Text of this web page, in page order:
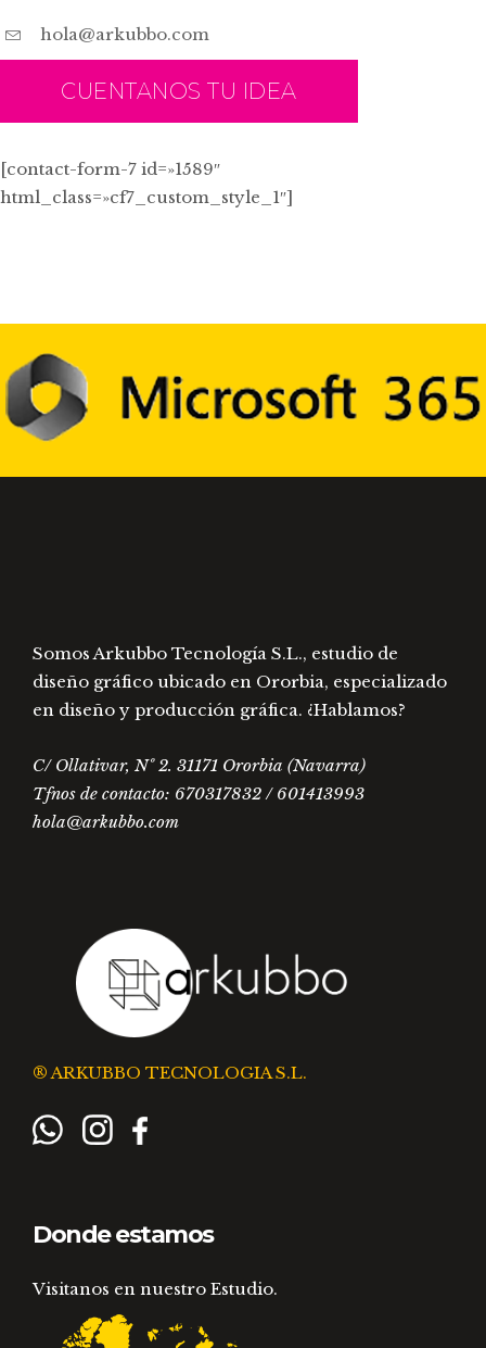
hola@arkubbo.com
CUENTANOS TU IDEA
[contact-form-7 id=»1589″
html_class=»cf7_custom_style_1″]
Somos Arkubbo Tecnología S.L., estudio de
diseño gráfico ubicado en Ororbia, especializado
en diseño y producción gráfica. ¿Hablamos?
C/ Ollativar, Nº 2. 31171 Ororbia (Navarra)
Tfnos de contacto: 670317832 / 601413993
hola@arkubbo.com
® ARKUBBO TECNOLOGIA S.L.
Donde estamos
Visitanos en nuestro Estudio.